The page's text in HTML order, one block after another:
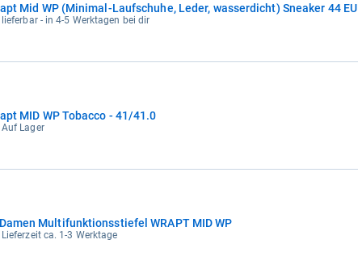
Mid WP (Minimal-Laufschuhe, Leder, wasserdicht) Sneaker 44 EU
- in 4-5 Werktagen bei dir
MID WP Tobacco - 41/41.0
Lager
Damen Multifunktionsstiefel WRAPT MID WP
ca. 1-3 Werktage